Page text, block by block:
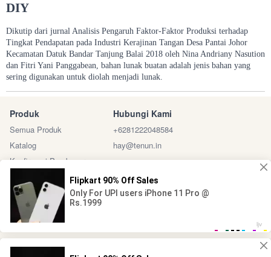
DIY
Dikutip dari jurnal Analisis Pengaruh Faktor-Faktor Produksi terhadap
Tingkat Pendapatan pada Industri Kerajinan Tangan Desa Pantai Johor
Kecamatan Datuk Bandar Tanjung Balai 2018 oleh Nina Andriany Nasution
dan Fitri Yani Panggabean, bahan lunak buatan adalah jenis bahan yang
sering digunakan untuk diolah menjadi lunak.
Produk
Semua Produk
Katalog
Konfirmasi Pembayaran
Hubungi Kami
+6281222048584
hay@tenun.in
Sosial Media Marketplace